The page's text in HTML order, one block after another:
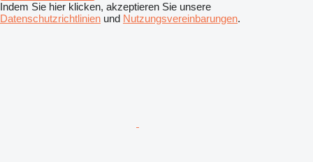
Indem Sie hier klicken, akzeptieren Sie unsere
Datenschutzrichtlinien und Nutzungsvereinbarungen.